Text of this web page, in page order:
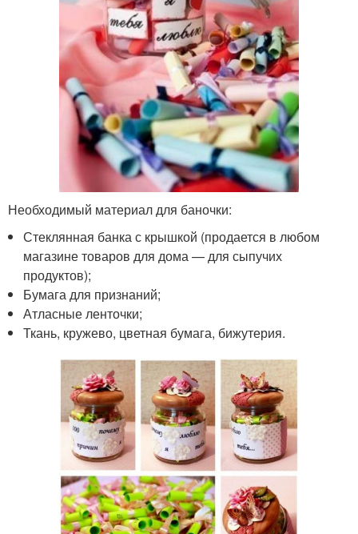
Необходимый материал для баночки:
Стеклянная банка с крышкой (продается в любом
магазине товаров для дома — для сыпучих
продуктов);
Бумага для признаний;
Атласные ленточки;
Ткань, кружево, цветная бумага, бижутерия.